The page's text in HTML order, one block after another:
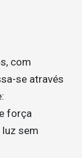
com
se através
força
sem